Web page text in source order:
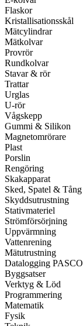
Flaskor
Kristallisationsskål
Mätcylindrar
Mätkolvar
Provrör
Rundkolvar
Stavar & rör
Trattar
Urglas
U-rör
Vågskepp
Gummi & Silikon
Magnetomrörare
Plast
Porslin
Rengöring
Skakapparat
Sked, Spatel & Tång
Skyddsutrustning
Stativmateriel
Strömförsörjning
Uppvärmning
Vattenrening
Mätutrustning
Datalogging PASCO
Byggsatser
Verktyg & Löd
Programmering
Matematik
Fysik